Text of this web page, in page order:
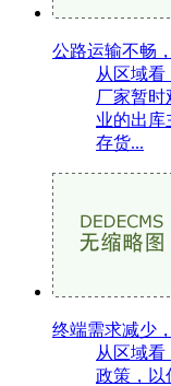
公路运输不畅
从区域
厂家暂时
业的出库
存货...
终端需求减少
从区域
政策，以